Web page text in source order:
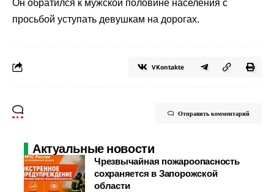
просьбой уступать девушкам на дорогах.
VKontakte
Отправить комментарий
Актуальные новости
Чрезвычайная пожароопасность
сохраняется в Запорожской
области